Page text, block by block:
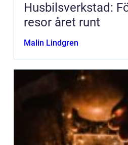
Husbilsverkstad:
resor året runt
Malin Lindgren